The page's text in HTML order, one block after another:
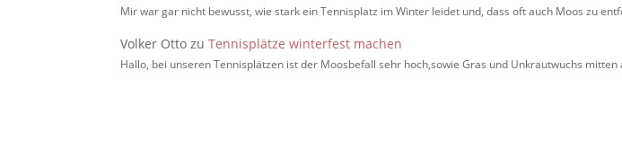
Mir war gar nicht bewusst, wie stark ein Tennisplatz im Winter leidet und, dass oft auch Moos zu
Volker Otto zuTennisplätze winterfest machen
Hallo, bei unseren Tennisplätzen ist der Moosbefall sehr hoch,sowie Gras und Unkrautwuchs